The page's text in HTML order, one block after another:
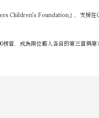
Children's Foundation」，支援在
首，成為兩位藝人各自的第三首與